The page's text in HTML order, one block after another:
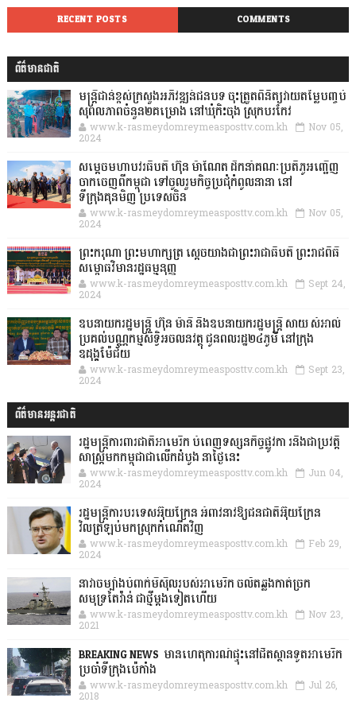
RECENT POSTS COMMENTS
ព័ត៌មានជាតិ
មន្ត្រីជាន់ខ្ពស់ក្រសួងអភិវឌ្ឍន៍ជនបទ ចុះត្រួតពិនិត្យវាយតម្លៃបញ្ចប់
សុពលភាពចំនួន២គម្រោង នៅឃុំកិះចុង ស្រុកបរកែវ
www.k-rasmeydomreymeasposttv.com.kh Nov 05,
2024
សម្តេចមហាបវរធិបតី ហ៊ុន ម៉ាណែត ដឹកនាំគណៈប្រតិភូអញ្ជើញ
ចាកចេញពីកម្ពុជា ទៅចូលរួមកិច្ចប្រជុំកំពូលនានា នៅ
ទីក្រុងគុនមិញ ប្រទេសចិន
www.k-rasmeydomreymeasposttv.com.kh Nov 05,
2024
ព្រះករុណា ព្រះមហាក្សត្រ ស្តេចយាងជាព្រះរាជាធិបតី ព្រះរាជពិធី
សម្ពោធវិមានរដ្ឋធម្មនុញ្ញ
www.k-rasmeydomreymeasposttv.com.kh Sept 24,
2024
ឧបនាយករដ្ឋមន្ដ្រី ហ៊ុន ម៉ានី និងឧបនាយករដ្ឋមន្ដ្រី សាយ សំអាល់
ប្រគល់បណ្ណកម្មសិទ្ធិអចលនវត្ថុ ជូនពលរដ្ឋ២៤ភូមិ នៅក្រុង
ឧដុង្គម៉ែជ័យ
www.k-rasmeydomreymeasposttv.com.kh Sept 23,
2024
ព័ត៌មានអន្តរជាតិ
រដ្ឋមន្រ្តីការពារជាតិអាមេរិក បំពេញទស្សនកិច្ចផ្លូវកា រនិងជាប្រវត្តិ
សាស្រ្តមកកម្ពុជាជាលើកដំបូង នាថ្ងៃនេះ
www.k-rasmeydomreymeasposttv.com.kh Jun 04,
2024
រដ្ឋមន្ត្រីការបរទេសអ៊ុយក្រែន អំពាវនាវឱ្យជនជាតិអ៊ុយក្រែន
វិលត្រឡប់មកស្រុកកំណើតវិញ
www.k-rasmeydomreymeasposttv.com.kh Feb 29,
2024
នាវាចម្បាំងបំពាក់មីស៊ីលរបស់អាមេរិក ចល័តឆ្លងកាត់ច្រក
សមុទ្រតៃវ៉ាន់ ជាថ្មីម្តងទៀតហើយ
www.k-rasmeydomreymeasposttv.com.kh Nov 23,
2021
BREAKING NEWS: មានហេតុការណ៍ផ្ទុះនៅជិតស្ថានទូតអាមេរិក
ប្រចាំទីក្រុងប៉េកាំង
www.k-rasmeydomreymeasposttv.com.kh Jul 26,
2018